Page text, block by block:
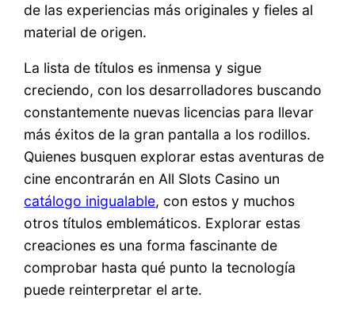
de las experiencias más originales y fieles al
material de origen.
La lista de títulos es inmensa y sigue
creciendo, con los desarrolladores buscando
constantemente nuevas licencias para llevar
más éxitos de la gran pantalla a los rodillos.
Quienes busquen explorar estas aventuras de
cine encontrarán en All Slots Casino un
catálogo inigualable, con estos y muchos
otros títulos emblemáticos. Explorar estas
creaciones es una forma fascinante de
comprobar hasta qué punto la tecnología
puede reinterpretar el arte.